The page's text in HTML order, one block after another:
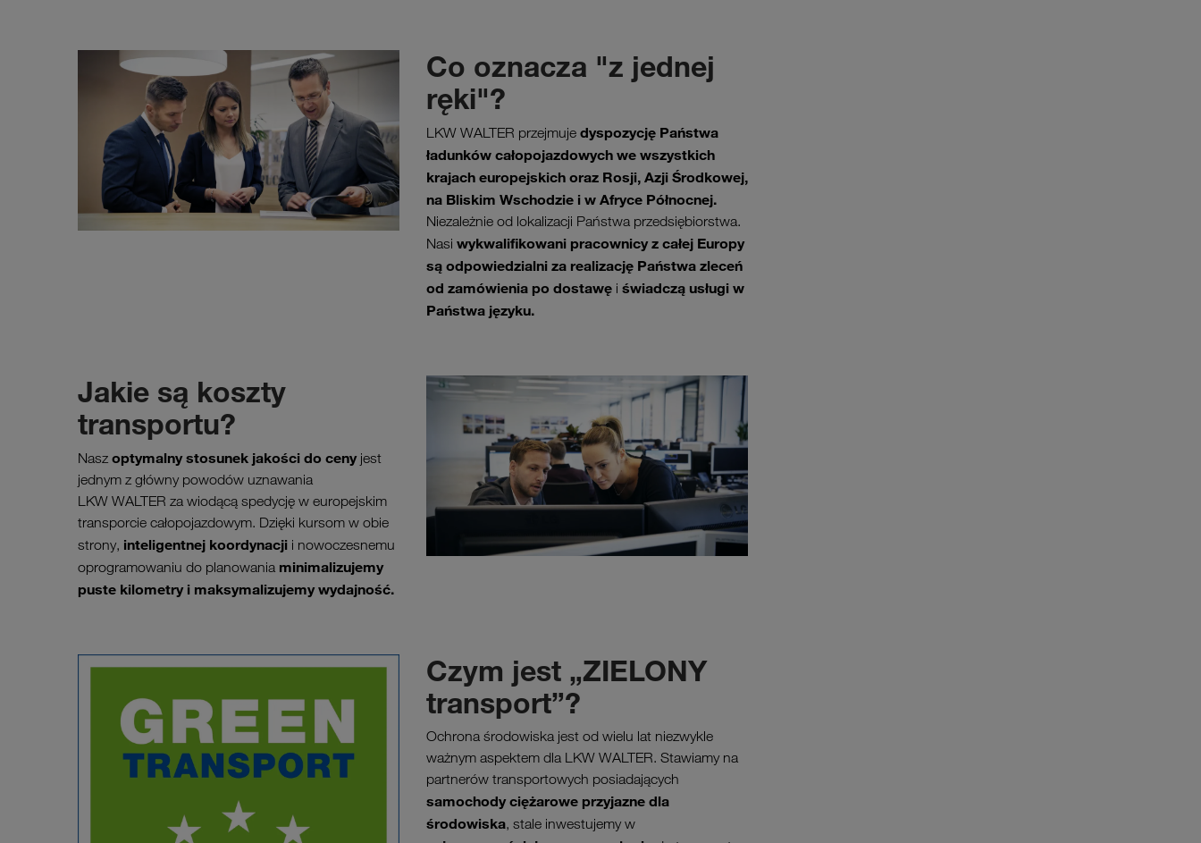
Co oznacza "z jednej
ręki"?
LKW WALTER przejmuje dyspozycję Państwa
ładunków całopojazdowych we wszystkich
krajach europejskich oraz Rosji, Azji Środkowej,
na Bliskim Wschodzie i w Afryce Północnej.
Niezależnie od lokalizacji Państwa przedsiębiorstwa.
Nasi wykwalifikowani pracownicy z całej Europy
są odpowiedzialni za realizację Państwa zleceń
od zamówienia po dostawę i świadczą usługi w
Państwa języku.
Jakie są koszty
transportu?
Nasz optymalny stosunek jakości do cenyjest
jednym z główny powodów uznawania
LKW WALTER za wiodącą spedycję w europejskim
transporcie całopojazdowym. Dzięki kursom w obie
strony, inteligentnej koordynacji i nowoczesnemu
oprogramowaniu do planowania minimalizujemy
puste kilometry i maksymalizujemy wydajność.
Czym jest „ZIELONY
transport”?
Ochrona środowiska jest od wielu lat niezwykle
ważnym aspektem dla LKW WALTER. Stawiamy na
partnerów transportowych posiadających
samochody ciężarowe przyjazne dla
środowiska, stale inwestujemy w